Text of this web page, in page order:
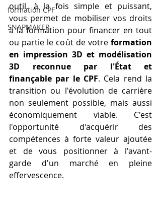
formation CPF
SNAPMAKER
outil, à la fois simple et puissant,
vous permet de mobiliser vos droits
à la formation pour financer en tout
ou partie le coût de votre formation
en impression 3D et modélisation
3D reconnue par l'État et
finançable par le CPF. Cela rend la
transition ou l'évolution de carrière
non seulement possible, mais aussi
économiquement viable. C'est
l'opportunité d'acquérir des
compétences à forte valeur ajoutée
et de vous positionner à l'avant-
garde d'un marché en pleine
effervescence.